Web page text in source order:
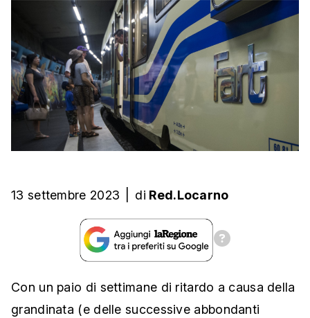
13 settembre 2023 di Red.Locarno
Con un paio di settimane di ritardo a causa della
grandinata (e delle successive abbondanti